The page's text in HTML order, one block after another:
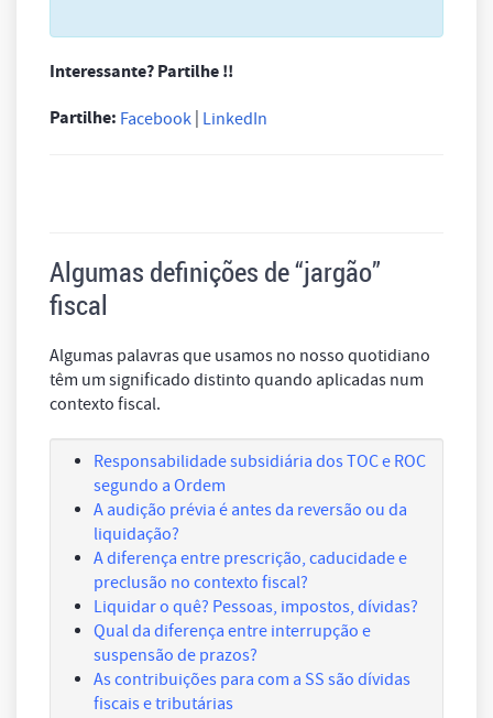
Interessante? Partilhe !!
Partilhe: Facebook LinkedIn
Algumas definições de “jargão”
fiscal
Algumas palavras que usamos no nosso quotidiano
têm um significado distinto quando aplicadas num
contexto fiscal.
Responsabilidade subsidiária dos TOC e ROC
segundo a Ordem
A audição prévia é antes da reversão ou da
liquidação?
A diferença entre prescrição, caducidade e
preclusão no contexto fiscal?
Liquidar o quê? Pessoas, impostos, dívidas?
Qual da diferença entre interrupção e
suspensão de prazos?
As contribuições para com a SS são dívidas
fiscais e tributárias